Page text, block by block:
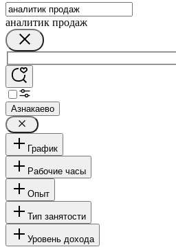
аналитик продаж
Азнакаево
График
Рабочие часы
Опыт
Тип занятости
Уровень дохода